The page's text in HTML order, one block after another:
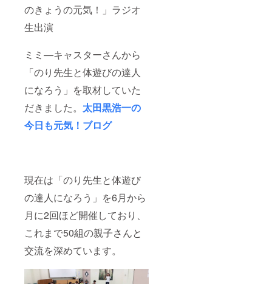
のきょうの元気！」ラジオ
生出演
ミミ―キャスターさんから
「のり先生と体遊びの達人
になろう」を取材していた
だきました。 太田黒浩一の
今日も元気！ブログ
現在は「のり先生と体遊び
の達人になろう」を6月から
月に2回ほど開催しており、
これまで50組の親子さんと
交流を深めています。